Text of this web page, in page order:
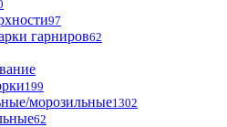
97
гарниров62
199
морозильные1302
62